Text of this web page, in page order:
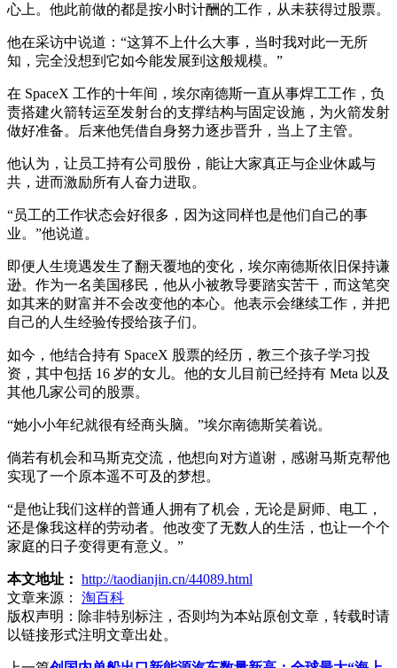
心上。他此前做的都是按小时计酬的工作，从未获得过股票。
他在采访中说道：“这算不上什么大事，当时我对此一无所
知，完全没想到它如今能发展到这般规模。”
在 SpaceX 工作的十年间，埃尔南德斯一直从事焊工工作，负
责搭建火箭转运至发射台的支撑结构与固定设施，为火箭发射
做好准备。后来他凭借自身努力逐步晋升，当上了主管。
他认为，让员工持有公司股份，能让大家真正与企业休戚与
共，进而激励所有人奋力进取。
“员工的工作状态会好很多，因为这同样也是他们自己的事
业。”他说道。
即便人生境遇发生了翻天覆地的变化，埃尔南德斯依旧保持谦
逊。作为一名美国移民，他从小被教导要踏实苦干，而这笔突
如其来的财富并不会改变他的本心。他表示会继续工作，并把
自己的人生经验传授给孩子们。
如今，他结合持有 SpaceX 股票的经历，教三个孩子学习投
资，其中包括 16 岁的女儿。他的女儿目前已经持有 Meta 以及
其他几家公司的股票。
“她小小年纪就很有经商头脑。”埃尔南德斯笑着说。
倘若有机会和马斯克交流，他想向对方道谢，感谢马斯克帮他
实现了一个原本遥不可及的梦想。
“是他让我们这样的普通人拥有了机会，无论是厨师、电工，
还是像我这样的劳动者。他改变了无数人的生活，也让一个个
家庭的日子变得更有意义。”
本文地址： http://taodianjin.cn/44089.html
文章来源：
淘百科
版权声明： 除非特别标注，否则均为本站原创文章，转载时请
以链接形式注明文章出处。